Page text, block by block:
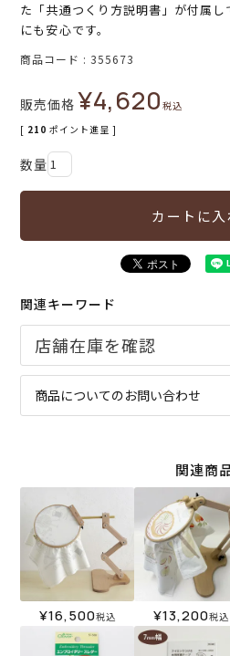
た「共通つくり方説明書」が付属
にも安心です。
商品コード 355673
販売価格 ¥4,620税込
[ 210 ポイント進呈 ]
カートに入
関連キーワード
商品についてのお問い合わせ
関連商
¥16,500税込 ¥13,200税込